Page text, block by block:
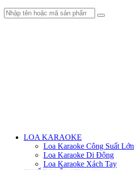
Menu
LOA KARAOKE
Loa Karaoke Công Suất Lớn
Loa Karaoke Di Động
Loa Karaoke Xách Tay